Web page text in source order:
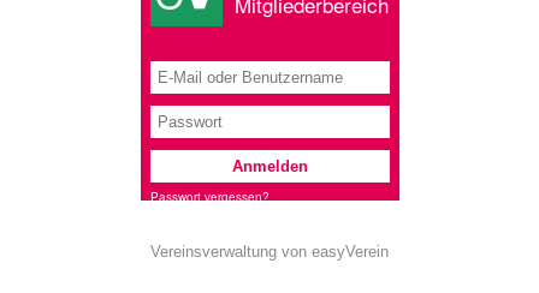
Vereinsverwaltung von easyVerein